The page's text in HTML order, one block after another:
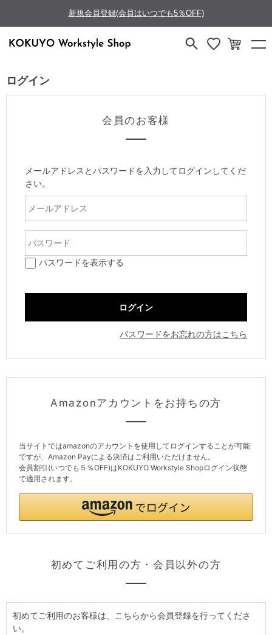
新規会員登録(会員はいつでも5％OFF)
ログイン
会員のお客様
メールアドレスとパスワードを入力してログインしてくだ
さい。
パスワードを表示する
パスワードをお忘れの方はこちら
Amazonアカウントをお持ちの方
初めてご利用の方・会員以外の方
初めてご利用のお客様は、こちらから会員登録を行ってくださ
い。